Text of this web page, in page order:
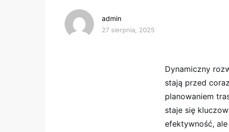
admin
27 sierpnia, 2025
Dynamiczny
stają przed
planowaniem
staje się
efektywność,